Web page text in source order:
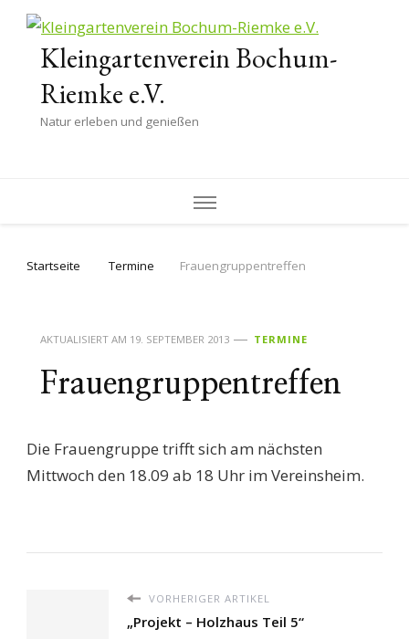
Kleingartenverein Bochum-
Riemke e.V.
Natur erleben und genießen
Startseite Termine Frauengruppentreffen
AKTUALISIERT AM 19. SEPTEMBER 2013 TERMINE
Frauengruppentreffen
Die Frauengruppe trifft sich am nächsten
Mittwoch den 18.09 ab 18 Uhr im Vereinsheim.
VORHERIGER ARTIKEL
„Projekt – Holzhaus Teil 5“